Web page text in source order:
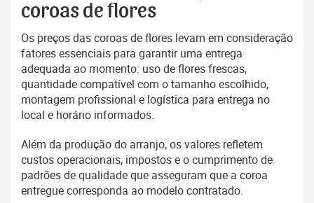
coroas de flores
Os preços das coroas de flores levam em consideração
fatores essenciais para garantir uma entrega
adequada ao momento: uso de flores frescas,
quantidade compatível com o tamanho escolhido,
montagem profissional e logística para entrega no
local e horário informados.
Além da produção do arranjo, os valores refletem
custos operacionais, impostos e o cumprimento de
padrões de qualidade que asseguram que a coroa
entregue corresponda ao modelo contratado.